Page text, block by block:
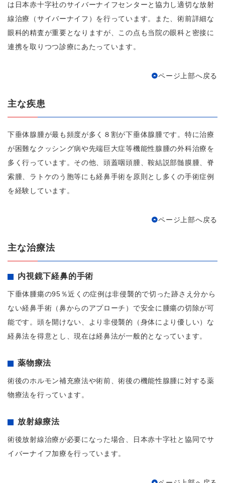
は日本赤十字社のサイバーナイフセンターと協力し適切な放射
線治療（サイバーナイフ）を行っています。また、術前詳細な
眼科的精査が重要となりますが、この点も当院の眼科と密接に
連携を取りつつ診療にあたっています。
ページ上部へ戻る
主な疾患
下垂体腺腫が最も頻度が多く８割が下垂体腺腫です。特に治療
が困難なクッシング病や先端巨大症等機能性腺腫の外科治療を
多く行っています。その他、頭蓋咽頭腫、鞍結説部髄膜腫、脊
索腫、ラトケのう胞等にも経鼻手術を原則とし多くの手術症例
を経験しています。
ページ上部へ戻る
主な治療法
内視鏡下経鼻的手術
下垂体腫瘍の95％近くの症例は非侵襲的で切った跡さえ分から
ない経鼻手術（鼻からのアプローチ）で安全に腫瘍の切除が可
能です。頭を開けない、より非侵襲的（身体により優しい）な
経鼻法を得意とし、現在は経鼻法が一般的となっています。
薬物療法
術後のホルモン補充療法や術前、術後の機能性腺腫に対する薬
物療法を行っています。
放射線療法
術後放射線治療が必要になった場合、日本赤十字社と協同でサ
イバーナイフ加療を行っています。